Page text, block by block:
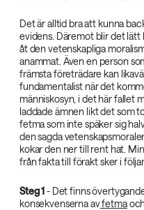
Det är alltid bra att kunna
evidens. Däremot blir det
åt den vetenskapliga
anammat. Även en person
främsta företrädare kan
fundamentalist när det
människosyn, i det här fallet
laddade ämnen likt det som
fetma som inte späker sig
den sagda
kokar den ner till rent hat.
från fakta till förakt sker i
Steg 1‌- Det finns
konsekvenserna avfetma